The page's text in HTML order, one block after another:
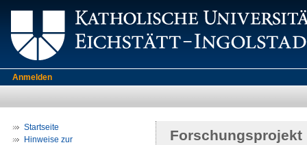
Anmelden
Startseite
Hinweise zur
Forschungsprojekt